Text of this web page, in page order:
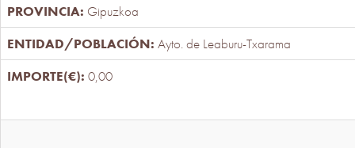
Gipuzkoa
Ayto. de Leaburu-Txarama
0,00